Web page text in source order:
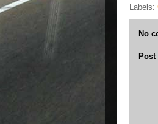
Labels:
No
Post